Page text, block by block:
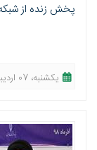
پخش زنده از
یکشنبه، 07 اردیبهشت 1399 - 10:40